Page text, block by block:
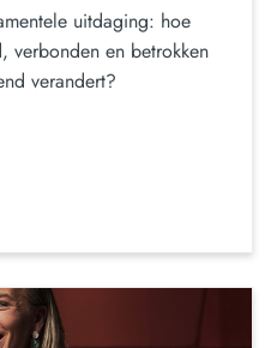
uitdaging: hoe
verbonden en betrokken
verandert?